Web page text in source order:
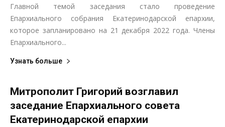
Главной темой заседания стало проведение
Епархиального собрания Екатеринодарской епархии,
которое запланировано на 21 декабря 2022 года. Члены
Епархиального...
Узнать больше
Митрополит Григорий возглавил
заседание Епархиального совета
Екатеринодарской епархии